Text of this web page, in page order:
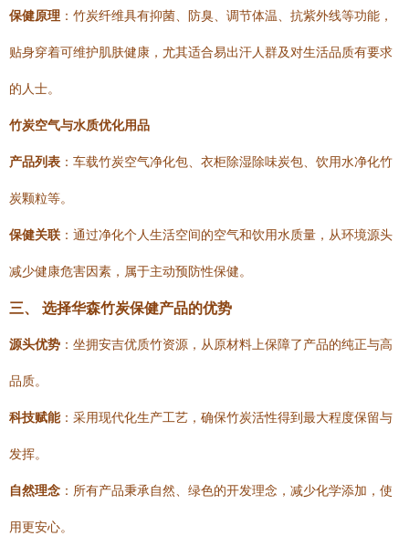
保健原理 ：竹炭纤维具有抑菌、防臭、调节体温、抗紫外线等功能，
贴身穿着可维护肌肤健康，尤其适合易出汗人群及对生活品质有要求
的人士。
竹炭空气与水质优化用品
产品列表 ：车载竹炭空气净化包、衣柜除湿除味炭包、饮用水净化竹
炭颗粒等。
保健关联 ：通过净化个人生活空间的空气和饮用水质量，从环境源头
减少健康危害因素，属于主动预防性保健。
三、 选择华森竹炭保健产品的优势
源头优势 ：坐拥安吉优质竹资源，从原材料上保障了产品的纯正与高
品质。
科技赋能：采用现代化生产工艺，确保竹炭活性得到最大程度保留与
发挥。
自然理念 ：所有产品秉承自然、绿色的开发理念，减少化学添加，使
用更安心。